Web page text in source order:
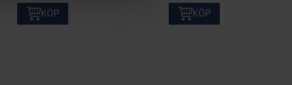
KÖP KÖP